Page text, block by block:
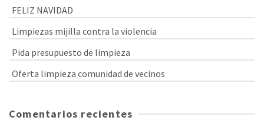
FELIZ NAVIDAD
Limpiezas mijilla contra la violencia
Pida presupuesto de limpieza
Oferta limpieza comunidad de vecinos
Comentarios recientes